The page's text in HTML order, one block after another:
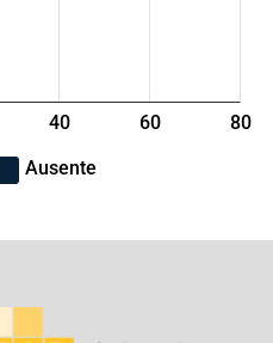
L
40 60 80
Ausente